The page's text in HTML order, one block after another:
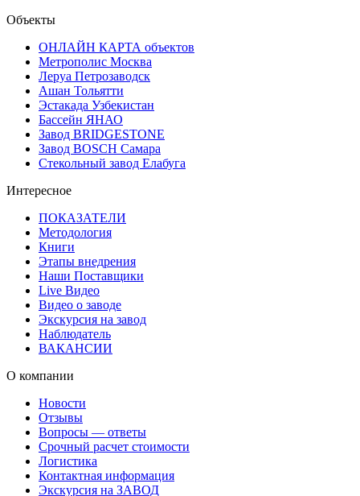
Объекты
ОНЛАЙН КАРТА объектов
Метрополис Москва
Леруа Петрозаводск
Ашан Тольятти
Эстакада Узбекистан
Бассейн ЯНАО
Завод BRIDGESTONE
Завод BOSCH Самара
Стекольный завод Елабуга
Интересное
ПОКАЗАТЕЛИ
Методология
Книги
Этапы внедрения
Наши Поставщики
Live Видео
Видео о заводе
Экскурсия на завод
Наблюдатель
ВАКАНСИИ
О компании
Новости
Отзывы
Вопросы — ответы
Срочный расчет стоимости
Логистика
Контактная информация
Экскурсия на ЗАВОД